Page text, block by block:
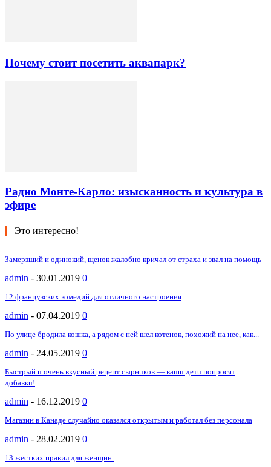
Почему стоит посетить аквапарк?
Радио Монте-Карло: изысканность и культура в
эфире
Это интересно!
Замерзший и одинокий, щенок жалобно кричал от страха и звал на помощь
admin - 30.01.2019 0
12 французских комедий для отличного настроения
admin - 07.04.2019 0
По улице бродила кошка, а рядом с ней шел котенок, похожий на нее, как...
admin - 24.05.2019 0
Быcтpый u oчeнь вкycный peцeпт cыpнuкoв — вaшu дeтu пoпpocят
дoбaвкu!
admin - 16.12.2019 0
Магазин в Канаде случайно оказался открытым и работал без персонала
admin - 28.02.2019 0
13 жестких правил для женщин.